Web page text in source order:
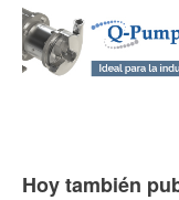
Hoy también